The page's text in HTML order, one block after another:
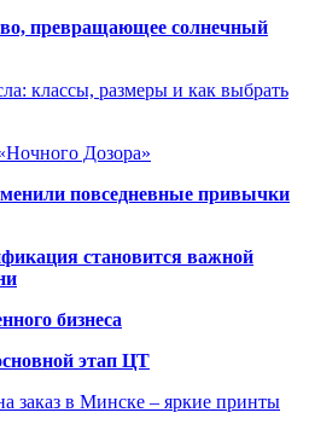
превращающее солнечный
классы, размеры и как выбрать
Дозора»
повседневные привычки
становится важной
бизнеса
этап ЦТ
заказ в Минске – яркие принты